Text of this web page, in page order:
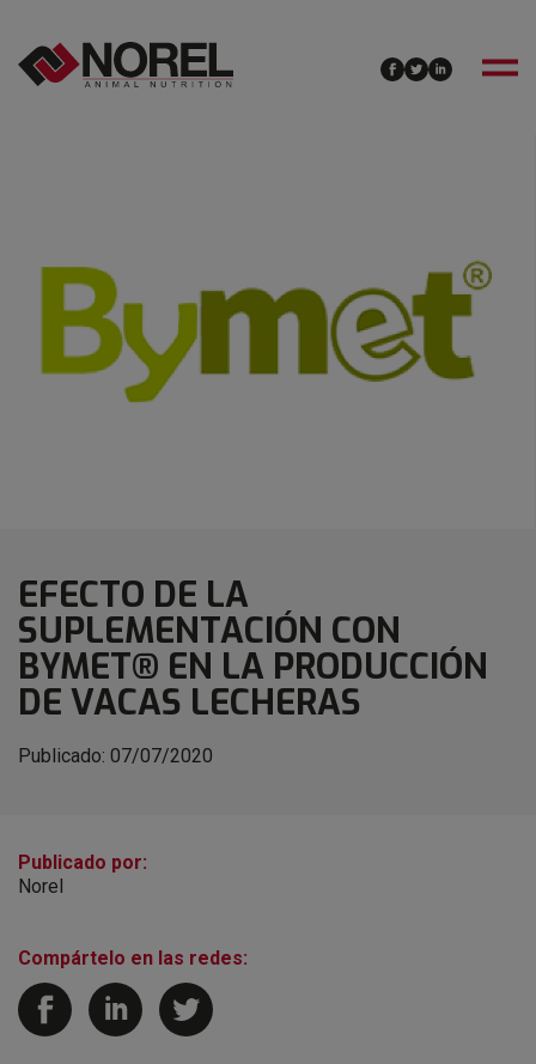
EFECTO DE LA
SUPLEMENTACIÓN CON
BYMET® EN LA PRODUCCIÓN
DE VACAS LECHERAS
Publicado: 07/07/2020
Publicado por:
Norel
Compártelo en las redes: